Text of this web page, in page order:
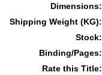
Dimensions:
Shipping Weight (KG):
Stock:
Binding/Pages:
Rate this Title: